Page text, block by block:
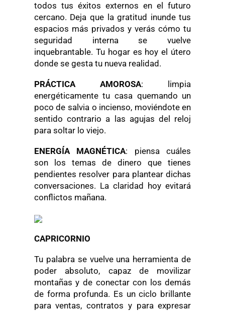
todos tus éxitos externos en el futuro
cercano. Deja que la gratitud inunde tus
espacios más privados y verás cómo tu
seguridad interna se vuelve
inquebrantable. Tu hogar es hoy el útero
donde se gesta tu nueva realidad.
PRÁCTICA AMOROSA: limpia
energéticamente tu casa quemando un
poco de salvia o incienso, moviéndote en
sentido contrario a las agujas del reloj
para soltar lo viejo.
ENERGÍA MAGNÉTICA: piensa cuáles
son los temas de dinero que tienes
pendientes resolver para plantear dichas
conversaciones. La claridad hoy evitará
conflictos mañana.
CAPRICORNIO
Tu palabra se vuelve una herramienta de
poder absoluto, capaz de movilizar
montañas y de conectar con los demás
de forma profunda. Es un ciclo brillante
para ventas, contratos y para expresar